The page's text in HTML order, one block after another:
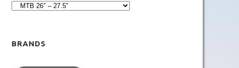
MTB 29″ V-BRAKE
BRANDS